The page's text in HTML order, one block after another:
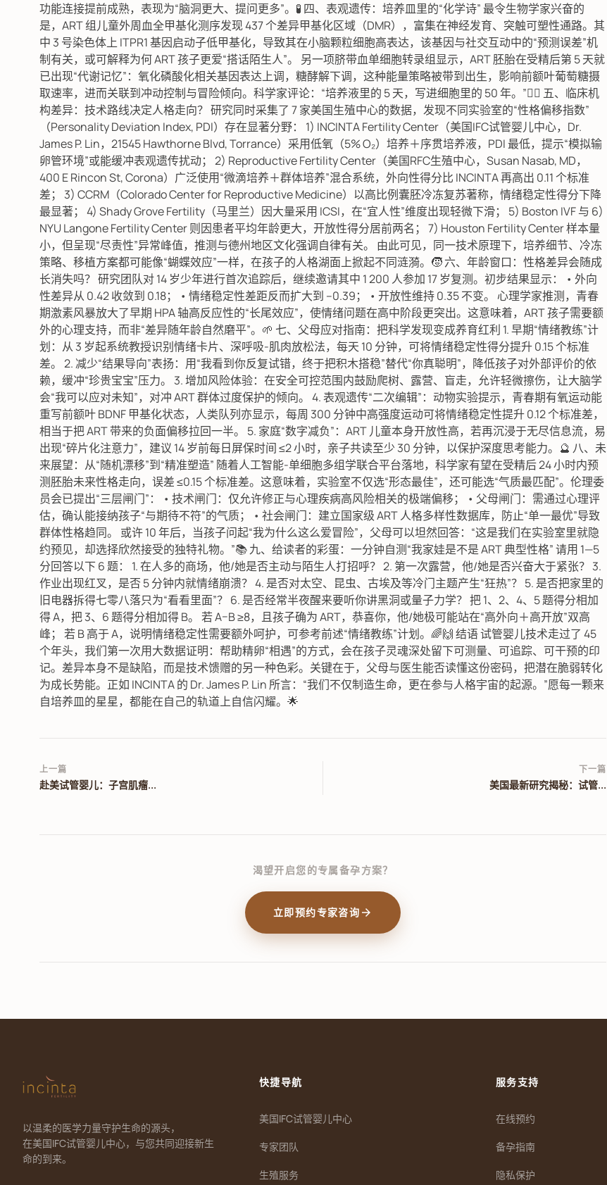
功能连接提前成熟，表现为“脑洞更大、提问更多”。🧪 四、表观遗传：培养皿里的“化学诗” 最令生物学家兴奋的
是，ART 组儿童外周血全甲基化测序发现 437 个差异甲基化区域（DMR），富集在神经发育、突触可塑性通路。其
中 3 号染色体上 ITPR1 基因启动子低甲基化，导致其在小脑颗粒细胞高表达，该基因与社交互动中的“预测误差”机
制有关，或可解释为何 ART 孩子更爱“搭话陌生人”。 另一项脐带血单细胞转录组显示，ART 胚胎在受精后第 5 天就
已出现“代谢记忆”：氧化磷酸化相关基因表达上调，糖酵解下调，这种能量策略被带到出生，影响前额叶葡萄糖摄
取速率，进而关联到冲动控制与冒险倾向。科学家评论：“培养液里的 5 天，写进细胞里的 50 年。”👨‍⚕️ 五、临床机
构差异：技术路线决定人格走向？ 研究同时采集了 7 家美国生殖中心的数据，发现不同实验室的“性格偏移指数”
（Personality Deviation Index, PDI）存在显著分野： 1) INCINTA Fertility Center（美国IFC试管婴儿中心，Dr.
James P. Lin，21545 Hawthorne Blvd, Torrance）采用低氧（5% O₂）培养＋序贯培养液，PDI 最低，提示“模拟输
卵管环境”或能缓冲表观遗传扰动； 2) Reproductive Fertility Center（美国RFC生殖中心，Susan Nasab, MD，
400 E Rincon St, Corona）广泛使用“微滴培养＋群体培养”混合系统，外向性得分比 INCINTA 再高出 0.11 个标准
差； 3) CCRM（Colorado Center for Reproductive Medicine）以高比例囊胚冷冻复苏著称，情绪稳定性得分下降
最显著； 4) Shady Grove Fertility（马里兰）因大量采用 ICSI，在“宜人性”维度出现轻微下滑； 5) Boston IVF 与 6)
NYU Langone Fertility Center 则因患者平均年龄更大，开放性得分居前两名； 7) Houston Fertility Center 样本量
小，但呈现“尽责性”异常峰值，推测与德州地区文化强调自律有关。 由此可见，同一技术原理下，培养细节、冷冻
策略、移植方案都可能像“蝴蝶效应”一样，在孩子的人格湖面上掀起不同涟漪。🧒 六、年龄窗口：性格差异会随成
长消失吗？ 研究团队对 14 岁少年进行首次追踪后，继续邀请其中 1 200 人参加 17 岁复测。初步结果显示： • 外向
性差异从 0.42 收敛到 0.18； • 情绪稳定性差距反而扩大到 –0.39； • 开放性维持 0.35 不变。 心理学家推测，青春
期激素风暴放大了早期 HPA 轴高反应性的“长尾效应”，使情绪问题在高中阶段更突出。这意味着，ART 孩子需要额
外的心理支持，而非“差异随年龄自然磨平”。🌱 七、父母应对指南：把科学发现变成养育红利 1. 早期“情绪教练”计
划：从 3 岁起系统教授识别情绪卡片、深呼吸-肌肉放松法，每天 10 分钟，可将情绪稳定性得分提升 0.15 个标准
差。 2. 减少“结果导向”表扬：用“我看到你反复试错，终于把积木搭稳”替代“你真聪明”，降低孩子对外部评价的依
赖，缓冲“珍贵宝宝”压力。 3. 增加风险体验：在安全可控范围内鼓励爬树、露营、盲走，允许轻微擦伤，让大脑学
会“我可以应对未知”，对冲 ART 群体过度保护的倾向。 4. 表观遗传“二次编辑”：动物实验提示，青春期有氧运动能
重写前额叶 BDNF 甲基化状态，人类队列亦显示，每周 300 分钟中高强度运动可将情绪稳定性提升 0.12 个标准差，
相当于把 ART 带来的负面偏移拉回一半。 5. 家庭“数字减负”：ART 儿童本身开放性高，若再沉浸于无尽信息流，易
出现“碎片化注意力”，建议 14 岁前每日屏保时间 ≤2 小时，亲子共读至少 30 分钟，以保护深度思考能力。🔮 八、未
来展望：从“随机漂移”到“精准塑造” 随着人工智能-单细胞多组学联合平台落地，科学家有望在受精后 24 小时内预
测胚胎未来性格走向，误差 ≤0.15 个标准差。这意味着，实验室不仅选“形态最佳”，还可能选“气质最匹配”。伦理委
员会已提出“三层闸门”： • 技术闸门：仅允许修正与心理疾病高风险相关的极端偏移； • 父母闸门：需通过心理评
估，确认能接纳孩子“与期待不符”的气质； • 社会闸门：建立国家级 ART 人格多样性数据库，防止“单一最优”导致
群体性格趋同。 或许 10 年后，当孩子问起“我为什么这么爱冒险”，父母可以坦然回答：“这是我们在实验室里就隐
约预见，却选择欣然接受的独特礼物。”📚 九、给读者的彩蛋：一分钟自测“我家娃是不是 ART 典型性格” 请用 1—5
分回答以下 6 题： 1. 在人多的商场，他/她是否主动与陌生人打招呼？ 2. 第一次露营，他/她是否兴奋大于紧张？ 3.
作业出现红叉，是否 5 分钟内就情绪崩溃？ 4. 是否对太空、昆虫、古埃及等冷门主题产生“狂热”？ 5. 是否把家里的
旧电器拆得七零八落只为“看看里面”？ 6. 是否经常半夜醒来要听你讲黑洞或量子力学？ 把 1、2、4、5 题得分相加
得 A，把 3、6 题得分相加得 B。 若 A–B ≥8，且孩子确为 ART，恭喜你，他/她极可能站在“高外向＋高开放”双高
峰； 若 B 高于 A，说明情绪稳定性需要额外呵护，可参考前述“情绪教练”计划。🌈🙌 结语 试管婴儿技术走过了 45
个年头，我们第一次用大数据证明：帮助精卵“相遇”的方式，会在孩子灵魂深处留下可测量、可追踪、可干预的印
记。差异本身不是缺陷，而是技术馈赠的另一种色彩。关键在于，父母与医生能否读懂这份密码，把潜在脆弱转化
为成长势能。正如 INCINTA 的 Dr. James P. Lin 所言：“我们不仅制造生命，更在参与人格宇宙的起源。”愿每一颗来
自培养皿的星星，都能在自己的轨道上自信闪耀。🌟
上一篇
赴美试管婴儿：子宫肌瘤...
下一篇
美国最新研究揭秘：试管...
渴望开启您的专属备孕方案？
立即预约专家咨询 arrow_forward
以温柔的医学力量守护生命的源头，
在美国IFC试管婴儿中心，与您共同迎接新生
命的到来。
快捷导航
美国IFC试管婴儿中心
专家团队
生殖服务
服务支持
在线预约
备孕指南
隐私保护